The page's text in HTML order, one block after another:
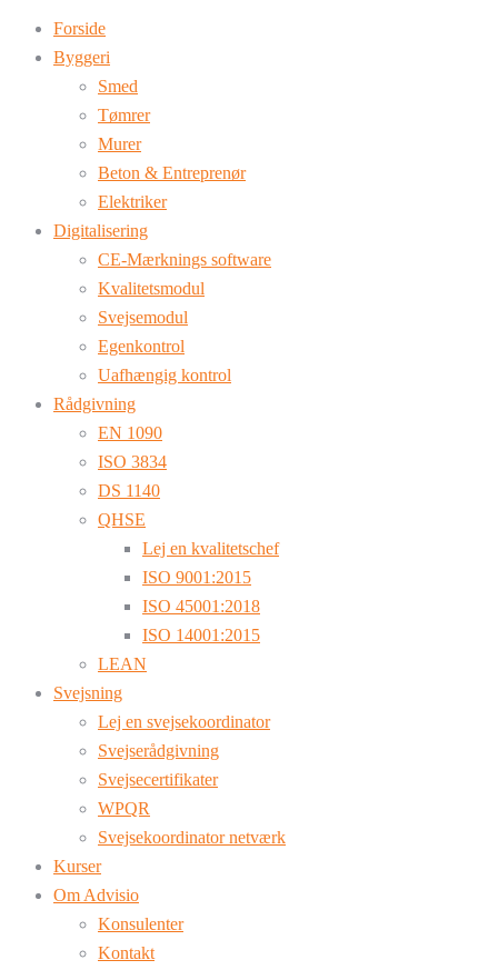
Forside
Byggeri
Smed
Tømrer
Murer
Beton & Entreprenør
Elektriker
Digitalisering
CE-Mærknings software
Kvalitetsmodul
Svejsemodul
Egenkontrol
Uafhængig kontrol
Rådgivning
EN 1090
ISO 3834
DS 1140
QHSE
Lej en kvalitetschef
ISO 9001:2015
ISO 45001:2018
ISO 14001:2015
LEAN
Svejsning
Lej en svejsekoordinator
Svejserådgivning
Svejsecertifikater
WPQR
Svejsekoordinator netværk
Kurser
Om Advisio
Konsulenter
Kontakt